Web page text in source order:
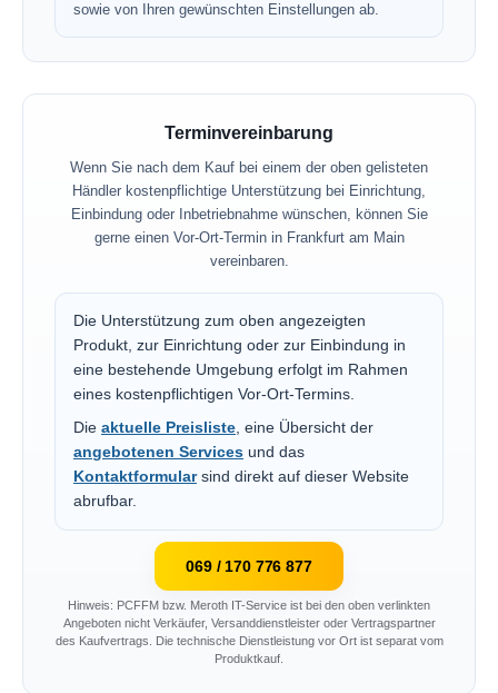
sowie von Ihren gewünschten Einstellungen ab.
Terminvereinbarung
Wenn Sie nach dem Kauf bei einem der oben gelisteten
Händler kostenpflichtige Unterstützung bei Einrichtung,
Einbindung oder Inbetriebnahme wünschen, können Sie
gerne einen Vor-Ort-Termin in Frankfurt am Main
vereinbaren.
Die Unterstützung zum oben angezeigten
Produkt, zur Einrichtung oder zur Einbindung in
eine bestehende Umgebung erfolgt im Rahmen
eines kostenpflichtigen Vor-Ort-Termins.
Die aktuelle Preisliste, eine Übersicht der
angebotenen Services und das
Kontaktformularsind direkt auf dieser Website
abrufbar.
069 / 170 776 877
Hinweis: PCFFM bzw. Meroth IT-Service ist bei den oben verlinkten
Angeboten nicht Verkäufer, Versanddienstleister oder Vertragspartner
des Kaufvertrags. Die technische Dienstleistung vor Ort ist separat vom
Produktkauf.